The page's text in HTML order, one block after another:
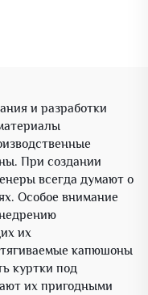
и разработки
При создании
всегда думают о
Особое внимание
их
капюшоны
куртки под
их пригодными